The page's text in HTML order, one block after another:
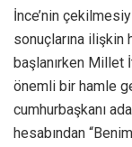
İnce’nin
sonuçlarına ilişkin
başlanırken Millet
önemli bir hamle
cumhurbaşkanı
hesabından